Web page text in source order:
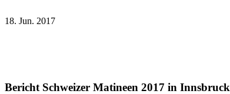
18. Jun. 2017
Bericht Schweizer Matineen 2017 in Innsbruck